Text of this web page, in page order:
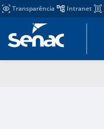
Transparência Intranet